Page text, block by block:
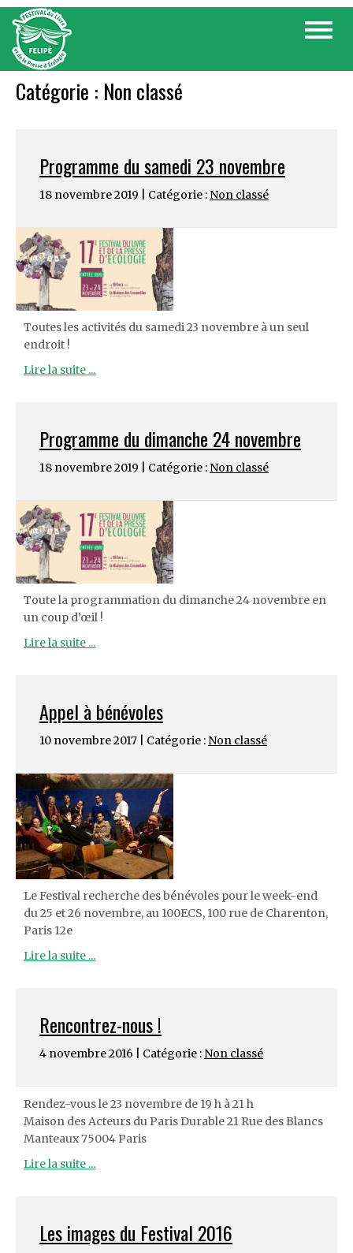
Skip
content
Toggle
Catégorie : Non classé
Programme du samedi 23 novembre
18 novembre 2019 | Catégorie : Non classé
Toutes les activités du samedi 23 novembre à un seul
endroit !
Lire la suite ...
Programme du dimanche 24 novembre
18 novembre 2019 | Catégorie : Non classé
Toute la programmation du dimanche 24 novembre en
un coup d’œil !
Lire la suite ...
Appel à bénévoles
10 novembre 2017 | Catégorie : Non classé
Le Festival recherche des bénévoles pour le week-end
du 25 et 26 novembre, au 100ECS, 100 rue de Charenton,
Paris 12e
Lire la suite ...
Rencontrez-nous !
4 novembre 2016 | Catégorie : Non classé
Rendez-vous le 23 novembre de 19 h à 21 h
Maison des Acteurs du Paris Durable 21 Rue des Blancs
Manteaux 75004 Paris
Lire la suite ...
Les images du Festival 2016